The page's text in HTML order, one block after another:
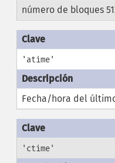
número de bloques
'atime'
Fecha/hora del
'ctime'